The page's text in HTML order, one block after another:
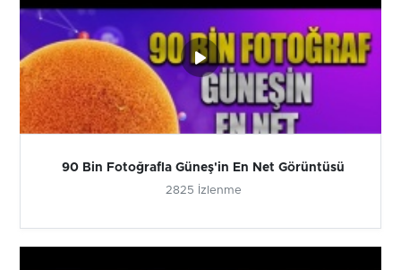
90 Bin Fotoğrafla Güneş'in En Net Görüntüsü
2825 İzlenme